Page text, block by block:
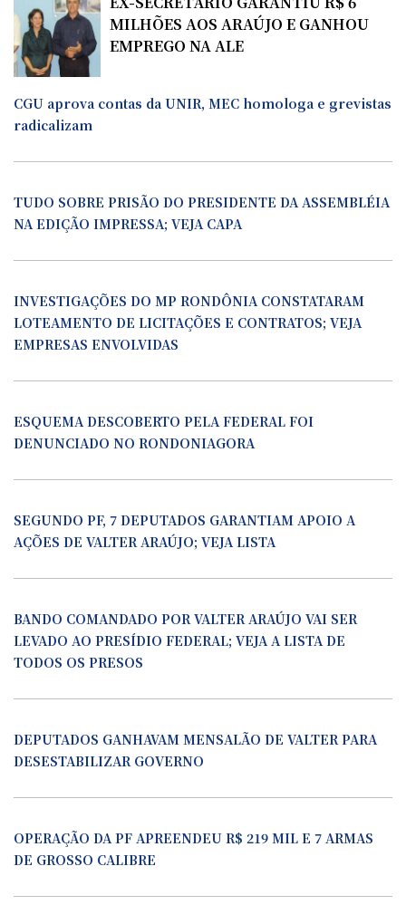
MILHÕES AOS ARAÚJO E GANHOU
EMPREGO NA ALE
CGU aprova contas da UNIR, MEC homologa e grevistas
radicalizam
TUDO SOBRE PRISÃO DO PRESIDENTE DA ASSEMBLÉIA
NA EDIÇÃO IMPRESSA; VEJA CAPA
INVESTIGAÇÕES DO MP RONDÔNIA CONSTATARAM
LOTEAMENTO DE LICITAÇÕES E CONTRATOS; VEJA
EMPRESAS ENVOLVIDAS
ESQUEMA DESCOBERTO PELA FEDERAL FOI
DENUNCIADO NO RONDONIAGORA
SEGUNDO PF, 7 DEPUTADOS GARANTIAM APOIO A
AÇÕES DE VALTER ARAÚJO; VEJA LISTA
BANDO COMANDADO POR VALTER ARAÚJO VAI SER
LEVADO AO PRESÍDIO FEDERAL; VEJA A LISTA DE
TODOS OS PRESOS
DEPUTADOS GANHAVAM MENSALÃO DE VALTER PARA
DESESTABILIZAR GOVERNO
OPERAÇÃO DA PF APREENDEU R$ 219 MIL E 7 ARMAS
DE GROSSO CALIBRE